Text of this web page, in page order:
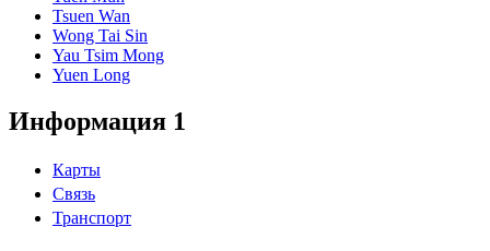
Tsuen Wan
Wong Tai Sin
Yau Tsim Mong
Yuen Long
Информация 1
Карты
Связь
Транспорт